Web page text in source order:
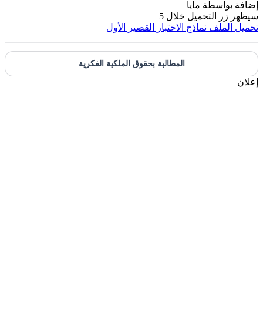
إضافة بواسطة مايا
سيظهر زر التحميل خلال 5
تحميل الملف نماذج الاختبار القصير الأول
المطالبة بحقوق الملكية الفكرية
إعلان